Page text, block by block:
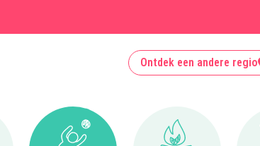
Ontdek een andere regio